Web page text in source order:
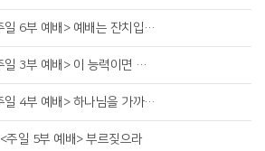
<주일 6부 예배> 예배는 잔치입니다
<주일 3부 예배> 이 능력이면 충분합니다
<주일 4부 예배> 하나님을 가까이하라
<주일 5부 예배> 부르짖으라